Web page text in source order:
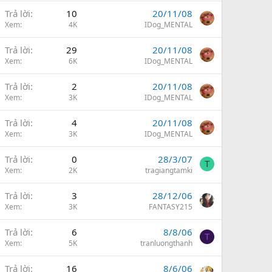
Trả lời 10
Xem 4K
20/11/08
IDog_MENTAL
Trả lời 29
Xem 6K
20/11/08
IDog_MENTAL
Trả lời 2
Xem 3K
20/11/08
IDog_MENTAL
Trả lời 4
Xem 3K
20/11/08
IDog_MENTAL
Trả lời 0
Xem 2K
28/3/07
tragiangtamki
T
Trả lời 3
Xem 3K
28/12/06
FANTASY215
Trả lời 6
Xem 5K
8/8/06
tranluongthanh
T
Trả lời 16 8/6/06